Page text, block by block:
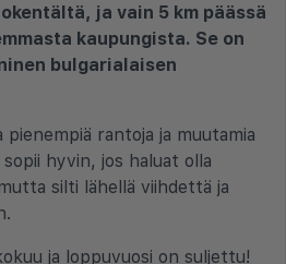
ja vain 5 km päässä
kaupungista. Se on
bulgarialaisen
pienempiä rantoja ja muutamia
hyvin, jos haluat olla
silti lähellä viihdettä ja
ja loppuvuosi on suljettu!